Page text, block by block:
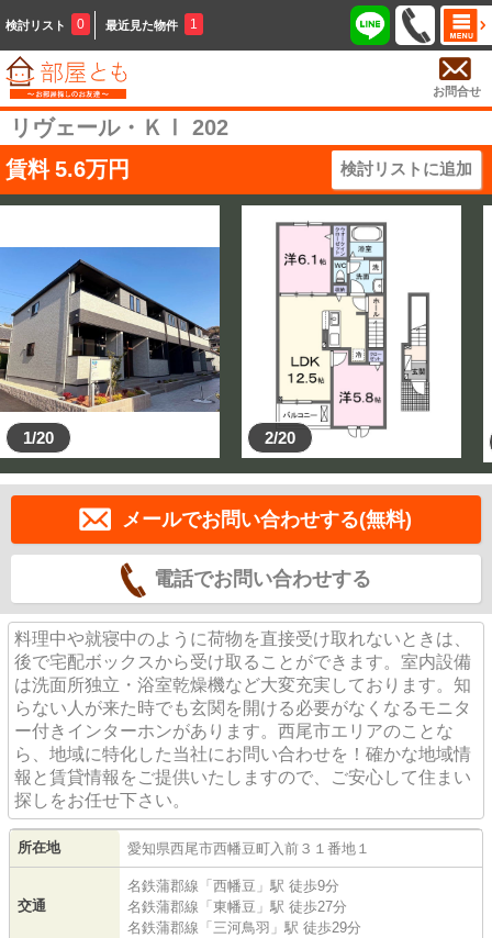
検討リスト 0 最近見た物件 1
お問合せ
リヴェール・ＫⅠ 202
賃料 5.6万円 検討リストに追加
1/20 2/20
メールでお問い合わせする(無料)
電話でお問い合わせする
料理中や就寝中のように荷物を直接受け取れないときは、
後で宅配ボックスから受け取ることができます。室内設備
は洗面所独立・浴室乾燥機など大変充実しております。知
らない人が来た時でも玄関を開ける必要がなくなるモニタ
ー付きインターホンがあります。西尾市エリアのことな
ら、地域に特化した当社にお問い合わせを！確かな地域情
報と賃貸情報をご提供いたしますので、ご安心して住まい
探しをお任せ下さい。
所在地 愛知県西尾市西幡豆町 入前３１番地１
交通
名鉄蒲郡線 「 西幡豆 」駅 徒歩9分
名鉄蒲郡線 「 東幡豆 」駅 徒歩27分
名鉄蒲郡線 「 三河鳥羽 」駅 徒歩29分